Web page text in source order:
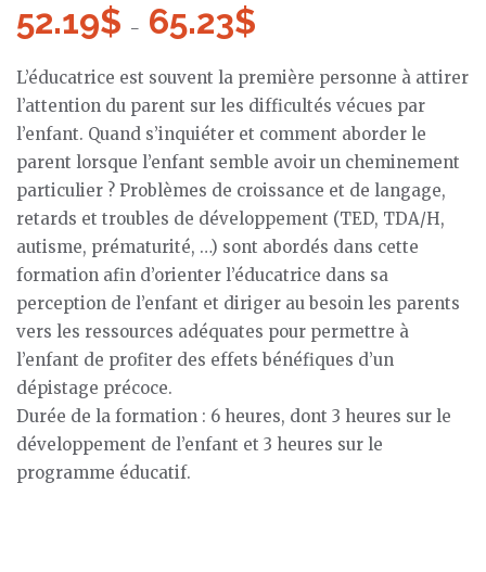
52.19$ – 65.23$
prix :
52.19$
à
65.23$
L’éducatrice est souvent la première personne à attirer
l’attention du parent sur les difficultés vécues par
l’enfant. Quand s’inquiéter et comment aborder le
parent lorsque l’enfant semble avoir un cheminement
particulier ? Problèmes de croissance et de langage,
retards et troubles de développement (TED, TDA/H,
autisme, prématurité, …) sont abordés dans cette
formation afin d’orienter l’éducatrice dans sa
perception de l’enfant et diriger au besoin les parents
vers les ressources adéquates pour permettre à
l’enfant de profiter des effets bénéfiques d’un
dépistage précoce.
Durée de la formation : 6 heures, dont 3 heures sur le
développement de l’enfant et 3 heures sur le
programme éducatif.